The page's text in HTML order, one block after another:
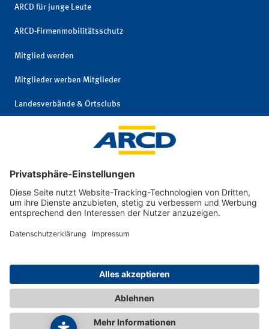
ARCD für junge Leute
ARCD-Firmenmobilitätsschutz
Mitglied werden
Mitglieder werben Mitglieder
Landesverbände & Ortsclubs
Privatsphäre und
Interne Meldestelle
und Reiseclub